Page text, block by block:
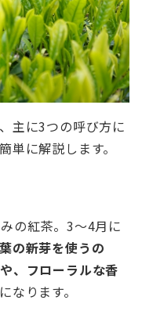
主に3つの呼び方に
単に解説します。
の紅茶。3～4月に
の新芽を使うの
、フローラルな香
なります。